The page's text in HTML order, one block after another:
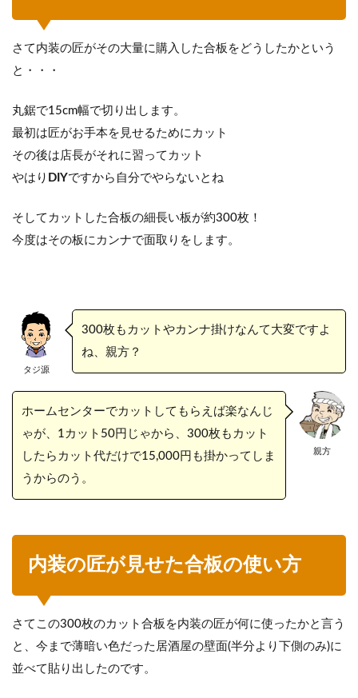
さて内装の匠がその大量に購入した合板をどうしたかという
と・・・
丸鋸で15cm幅で切り出します。
最初は匠がお手本を見せるためにカット
その後は店長がそれに習ってカット
やはり DIYですから自分でやらないとね
そしてカットした合板の細長い板が約300枚！
今度はその板にカンナで面取りをします。
タジ源
300枚もカットやカンナ掛けなんて大変ですよ
ね、親方？
親方
ホームセンターでカットしてもらえば楽なんじ
ゃが、1カット50円じゃから、300枚もカット
したらカット代だけで15,000円も掛かってしま
うからのう。
内装の匠が見せた合板の使い方
さてこの300枚のカット合板を内装の匠が何に使ったかと言う
と、今まで薄暗い色だった居酒屋の壁面(半分より下側のみ)に
並べて貼り出したのです。